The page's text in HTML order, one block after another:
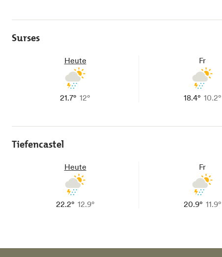
Surses
Heute
21.7° 12°
Fr
18.4° 10.2°
Tiefencastel
Heute
22.2° 12.9°
Fr
20.9° 11.9°